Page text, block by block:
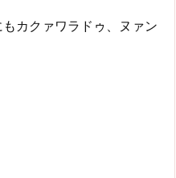
カクァワラドゥ、ヌァン